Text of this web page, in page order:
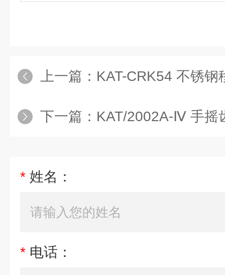
上一篇： KAT-CRK54 不锈钢移动动物
下一篇： KAT/2002A-Ⅳ 手摇齿轮螺柱升
* 姓名：
* 电话：